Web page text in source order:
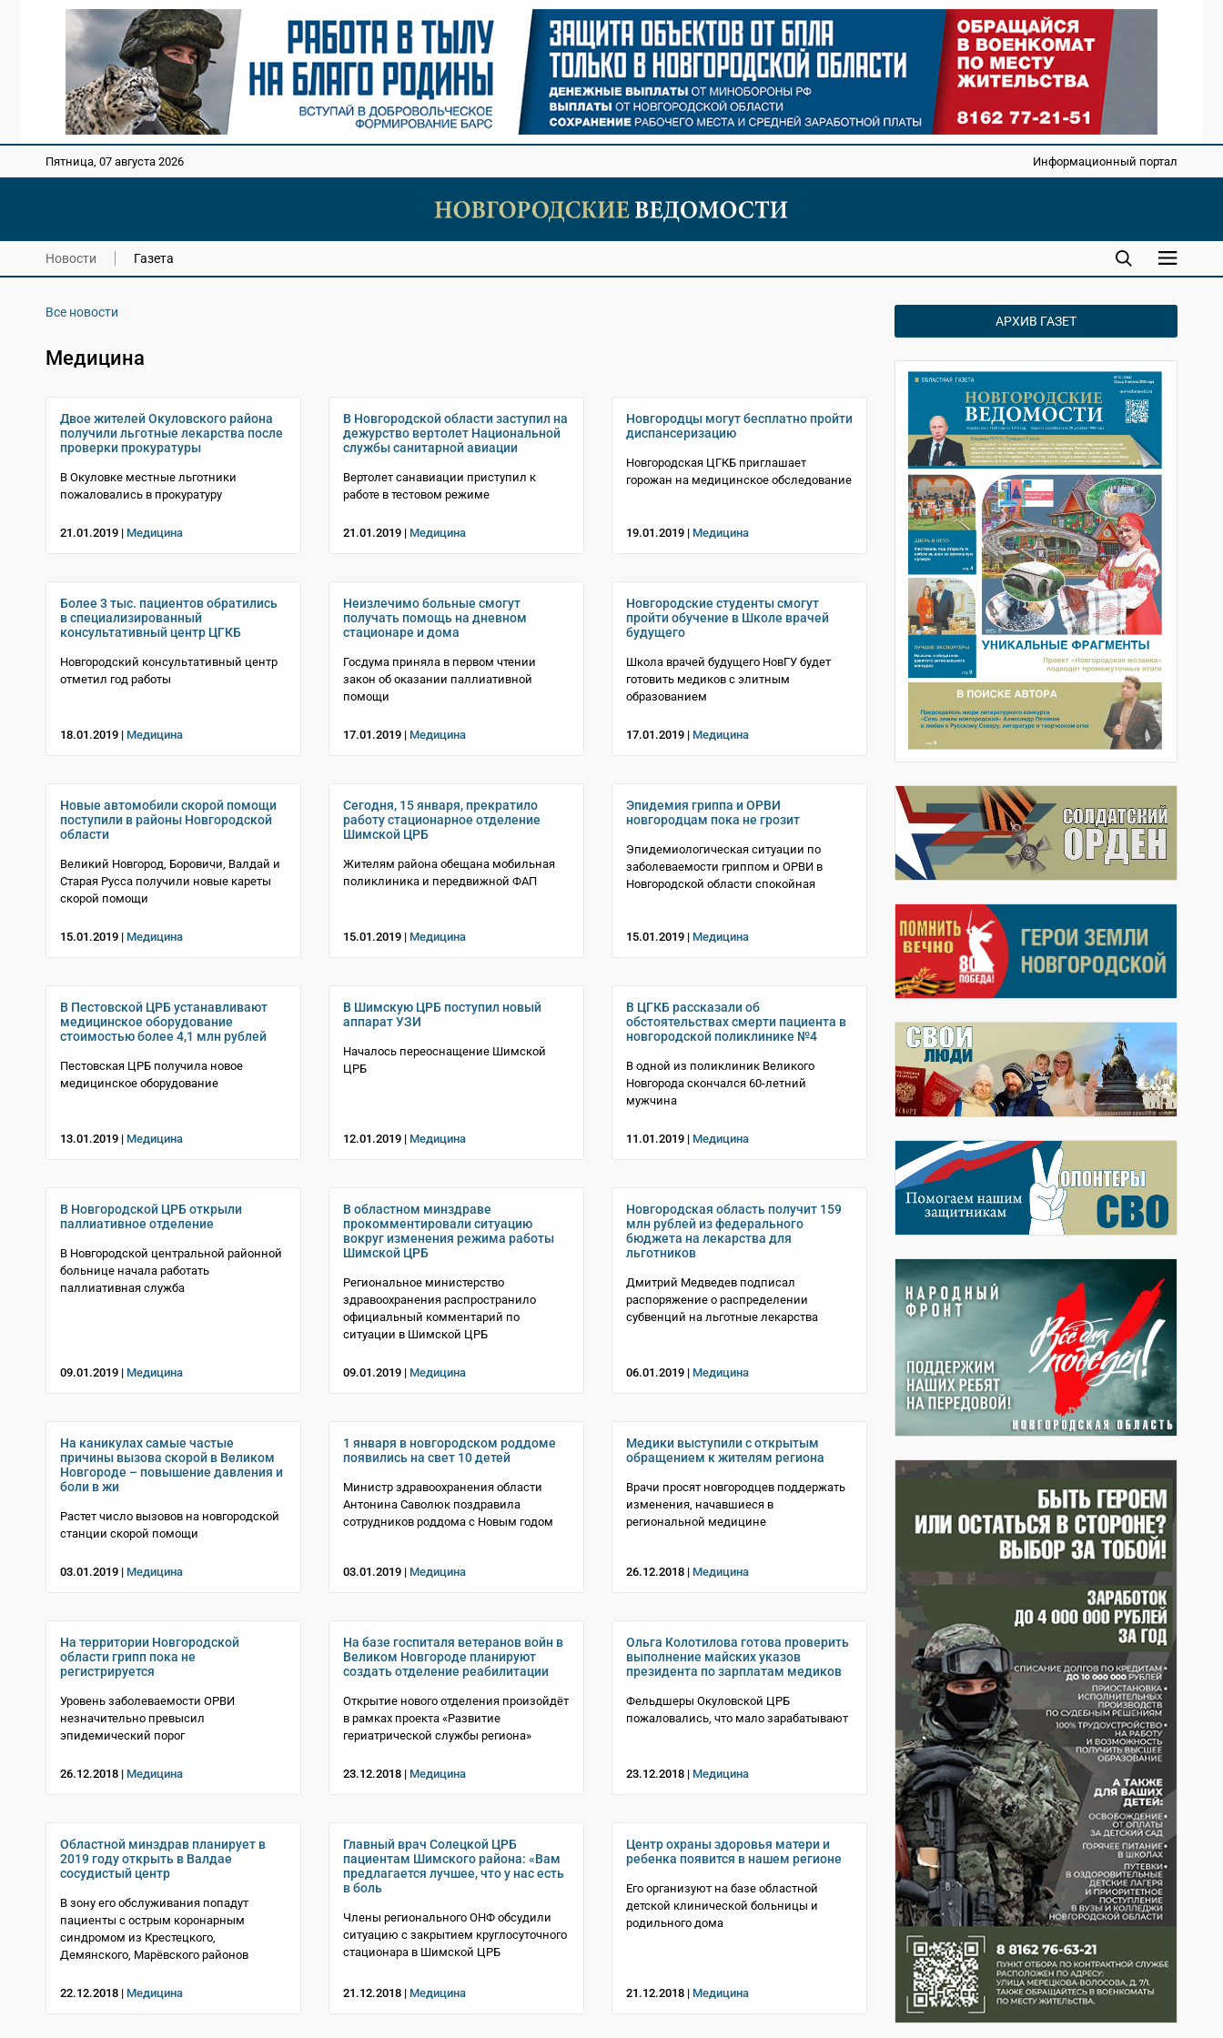
Пятница, 07 августа 2026 Информационный портал
Новости Газета
Все новости
Медицина
Двое жителей Окуловского района
получили льготные лекарства после
проверки прокуратуры
В Окуловке местные льготники
пожаловались в прокуратуру
21.01.2019 | Медицина
В Новгородской области заступил на
дежурство вертолет Национальной
службы санитарной авиации
Вертолет санавиации приступил к
работе в тестовом режиме
21.01.2019 | Медицина
Новгородцы могут бесплатно пройти
диспансеризацию
Новгородская ЦГКБ приглашает
горожан на медицинское обследование
19.01.2019 | Медицина
Более 3 тыс. пациентов обратились
в специализированный
консультативный центр ЦГКБ
Новгородский консультативный центр
отметил год работы
18.01.2019 | Медицина
Неизлечимо больные смогут
получать помощь на дневном
стационаре и дома
Госдума приняла в первом чтении
закон об оказании паллиативной
помощи
17.01.2019 | Медицина
Новгородские студенты смогут
пройти обучение в Школе врачей
будущего
Школа врачей будущего НовГУ будет
готовить медиков с элитным
образованием
17.01.2019 | Медицина
Новые автомобили скорой помощи
поступили в районы Новгородской
области
Великий Новгород, Боровичи, Валдай и
Старая Русса получили новые кареты
скорой помощи
15.01.2019 | Медицина
Сегодня, 15 января, прекратило
работу стационарное отделение
Шимской ЦРБ
Жителям района обещана мобильная
поликлиника и передвижной ФАП
15.01.2019 | Медицина
Эпидемия гриппа и ОРВИ
новгородцам пока не грозит
Эпидемиологическая ситуации по
заболеваемости гриппом и ОРВИ в
Новгородской области спокойная
15.01.2019 | Медицина
В Пестовской ЦРБ устанавливают
медицинское оборудование
стоимостью более 4,1 млн рублей
Пестовская ЦРБ получила новое
медицинское оборудование
13.01.2019 | Медицина
В Шимскую ЦРБ поступил новый
аппарат УЗИ
Началось переоснащение Шимской
ЦРБ
12.01.2019 | Медицина
В ЦГКБ рассказали об
обстоятельствах смерти пациента в
новгородской поликлинике №4
В одной из поликлиник Великого
Новгорода скончался 60-летний
мужчина
11.01.2019 | Медицина
В Новгородской ЦРБ открыли
паллиативное отделение
В Новгородской центральной районной
больнице начала работать
паллиативная служба
09.01.2019 | Медицина
В областном минздраве
прокомментировали ситуацию
вокруг изменения режима работы
Шимской ЦРБ
Региональное министерство
здравоохранения распространило
официальный комментарий по
ситуации в Шимской ЦРБ
09.01.2019 | Медицина
Новгородская область получит 159
млн рублей из федерального
бюджета на лекарства для
льготников
Дмитрий Медведев подписал
распоряжение о распределении
субвенций на льготные лекарства
06.01.2019 | Медицина
На каникулах самые частые
причины вызова скорой в Великом
Новгороде – повышение давления и
боли в жи
Растет число вызовов на новгородской
станции скорой помощи
03.01.2019 | Медицина
1 января в новгородском роддоме
появились на свет 10 детей
Министр здравоохранения области
Антонина Саволюк поздравила
сотрудников роддома с Новым годом
03.01.2019 | Медицина
Медики выступили с открытым
обращением к жителям региона
Врачи просят новгородцев поддержать
изменения, начавшиеся в
региональной медицине
26.12.2018 | Медицина
На территории Новгородской
области грипп пока не
регистрируется
Уровень заболеваемости ОРВИ
незначительно превысил
эпидемический порог
26.12.2018 | Медицина
На базе госпиталя ветеранов войн в
Великом Новгороде планируют
создать отделение реабилитации
Открытие нового отделения произойдёт
в рамках проекта «Развитие
гериатрической службы региона»
23.12.2018 | Медицина
Ольга Колотилова готова проверить
выполнение майских указов
президента по зарплатам медиков
Фельдшеры Окуловской ЦРБ
пожаловались, что мало зарабатывают
23.12.2018 | Медицина
Областной минздрав планирует в
2019 году открыть в Валдае
сосудистый центр
В зону его обслуживания попадут
пациенты с острым коронарным
синдромом из Крестецкого,
Демянского, Марёвского районов
22.12.2018 | Медицина
Главный врач Солецкой ЦРБ
пациентам Шимского района: «Вам
предлагается лучшее, что у нас есть
в боль
Члены регионального ОНФ обсудили
ситуацию с закрытием круглосуточного
стационара в Шимской ЦРБ
21.12.2018 | Медицина
Центр охраны здоровья матери и
ребенка появится в нашем регионе
Его организуют на базе областной
детской клинической больницы и
родильного дома
21.12.2018 | Медицина
АРХИВ ГАЗЕТ